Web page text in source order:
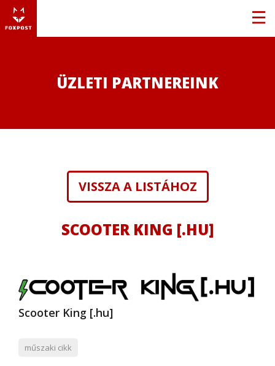
ÜZLETI PARTNEREINK
VISSZA A LISTÁHOZ
SCOOTER KING [.HU]
Scooter King [.hu]
műszaki cikk